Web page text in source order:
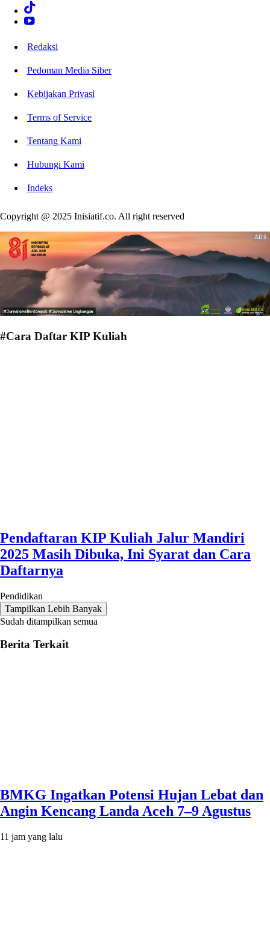
Redaksi
Pedoman Media Siber
Kebijakan Privasi
Terms of Service
Tentang Kami
Hubungi Kami
Indeks
Copyright @ 2025 Inisiatif.co. All right reserved
#Cara Daftar KIP Kuliah
Pendaftaran KIP Kuliah Jalur Mandiri
2025 Masih Dibuka, Ini Syarat dan Cara
Daftarnya
Pendidikan
Tampilkan Lebih Banyak
Sudah ditampilkan semua
Berita Terkait
BMKG Ingatkan Potensi Hujan Lebat dan
Angin Kencang Landa Aceh 7–9 Agustus
11 jam yang lalu